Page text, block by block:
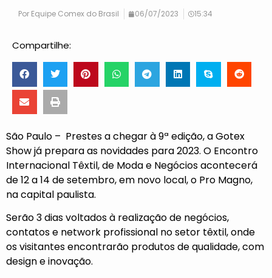
Por Equipe Comex do Brasil 06/07/2023 15:34
Compartilhe:
São Paulo – Prestes a chegar à 9ª edição, a Gotex
Show já prepara as novidades para 2023. O Encontro
Internacional Têxtil, de Moda e Negócios acontecerá
de 12 a 14 de setembro, em novo local, o Pro Magno,
na capital paulista.
Serão 3 dias voltados à realização de negócios,
contatos e network profissional no setor têxtil, onde
os visitantes encontrarão produtos de qualidade, com
design e inovação.